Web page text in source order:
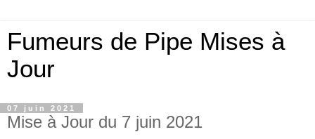
Fumeurs de Pipe Mises à
Jour
07 juin 2021
Mise à Jour du 7 juin 2021